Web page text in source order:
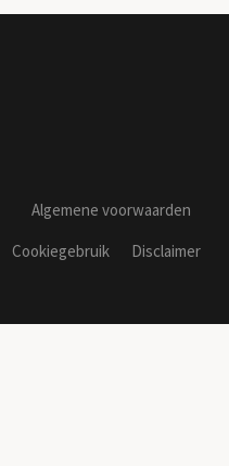
Algemene voorwaarden
Cookiegebruik
Disclaimer